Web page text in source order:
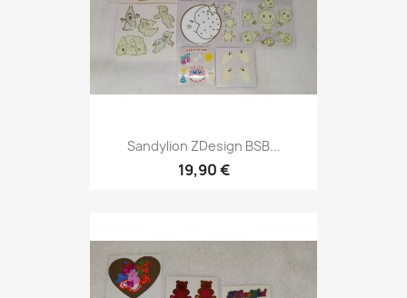
Sandylion ZDesign BSB...
19,90 €